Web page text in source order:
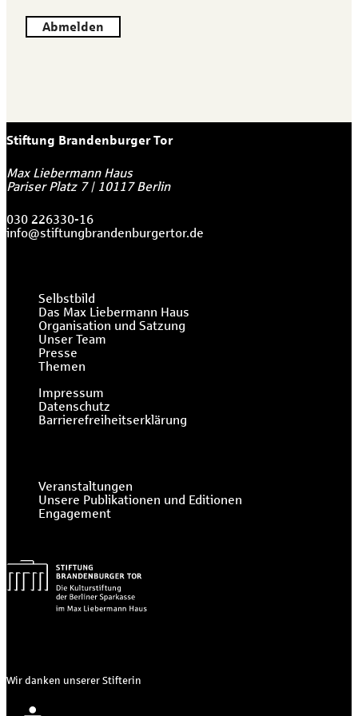
Abmelden
Stiftung Brandenburger Tor
Max Liebermann Haus
Pariser Platz 7| 10117 Berlin
030 226330-16
info@stiftungbrandenburgertor.de
Selbstbild
Das Max Liebermann Haus
Organisation und Satzung
Unser Team
Presse
Themen
Impressum
Datenschutz
Barrierefreiheitserklärung
Veranstaltungen
Unsere Publikationen und Editionen
Engagement
Wir danken unserer Stifterin